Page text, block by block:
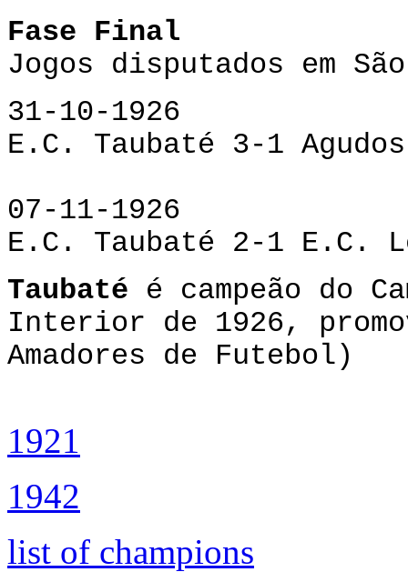
Fase Final
Jogos disputados em
31-10-1926
E.C. Taubaté 3-1
07-11-1926
E.C. Taubaté 2-1 E.C.
Taubaté é campeão do
Interior de 1926,
Amadores de Futebol)
1921
1942
list of champions